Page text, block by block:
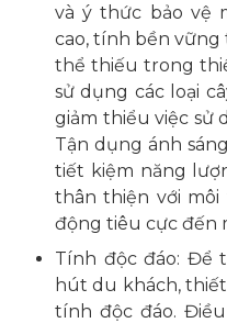
và ý thức bảo vệ
cao, tính bền
thể thiếu trong
sử dụng các loại
giảm thiểu việc sử
Tận dụng ánh
tiết kiệm năng
thân thiện với
động tiêu cực đến
Tính độc đáo: Để
hút du khách,
tính độc đáo.